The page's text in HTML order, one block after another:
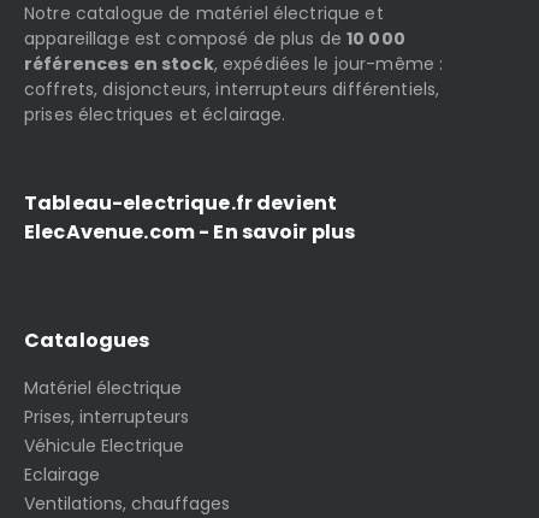
Notre catalogue de matériel électrique et
appareillage est composé de plus de10 000
références en stock, expédiées le jour-même :
coffrets, disjoncteurs, interrupteurs différentiels,
prises électriques et éclairage.
Tableau-electrique.fr devient
ElecAvenue.com - En savoir plus
Catalogues
Matériel électrique
Prises, interrupteurs
Véhicule Electrique
Eclairage
Ventilations, chauffages